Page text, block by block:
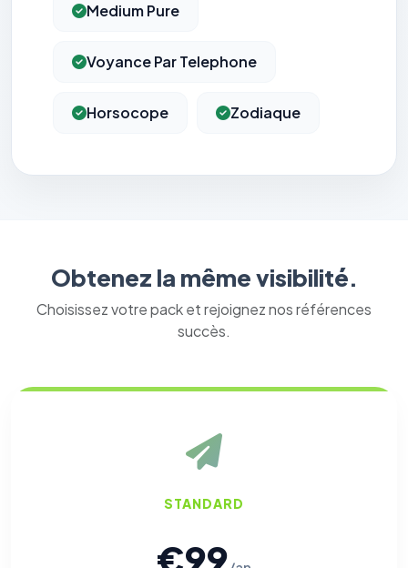
Medium Pure
Voyance Par Telephone
Horsocope Zodiaque
Obtenez la même visibilité.
Choisissez votre pack et rejoignez nos références
succès.
STANDARD